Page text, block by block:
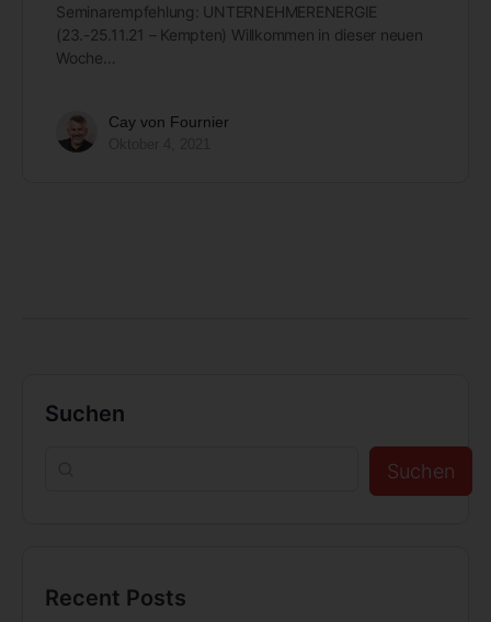
Seminarempfehlung: UNTERNEHMERENERGIE
(23.-25.11.21 – Kempten) Willkommen in dieser neuen
Woche…
Cay von Fournier
Suchen
Suchen
Recent Posts